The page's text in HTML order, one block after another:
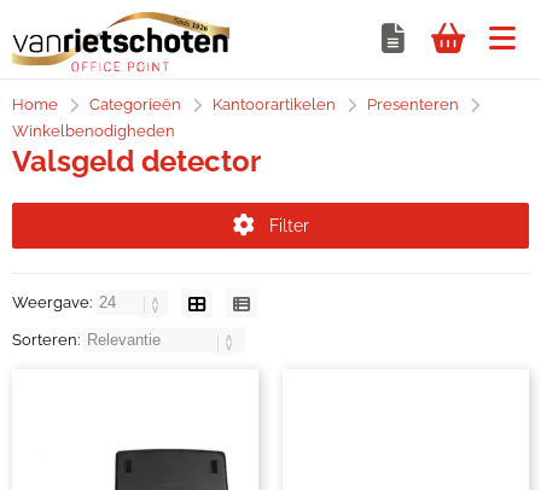
Home Categorieën Kantoorartikelen
Presenteren
Winkelbenodigheden
Valsgeld detector
Filter
Weergave:
Sorteren: